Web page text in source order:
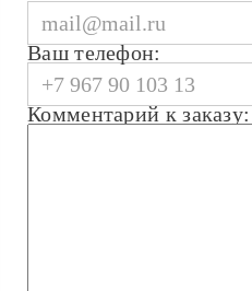
Ваш телефон:
Комментарий к заказу: